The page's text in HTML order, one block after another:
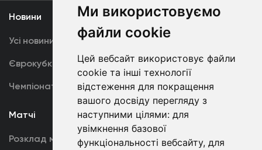
Ми використовуємо
файли cookie
Цей вебсайт використовує файли
cookie та інші технології
відстеження для покращення
вашого досвіду перегляду з
наступними цілями: для
увімкнення базової
функціональності вебсайту, для
Новини
Усі новини
Єврокубки
Чемпіонат України
Медіа
Динамо TV
Фотогалерея
Акредитація
Матчі
Розклад матчів
Команда
Перша команда